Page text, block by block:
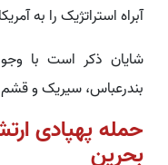
آبراه استراتژیک را به
شایان ذکر است با
بندرعباس، سیریک و
حمله پهپادی
بحرین